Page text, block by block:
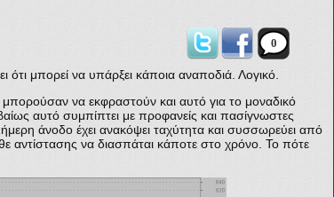
0
μπορεί να υπάρξει κάποια αναποδιά. Λογικό.
να εκφραστούν και αυτό για το μοναδικό
αυτό συμπίπτει με προφανείς και πασίγνωστες
άνοδο έχει ανακόψει ταχύτητα και συσσωρεύει από
αντίστασης να διασπάται κάποτε στο χρόνο. Το πότε